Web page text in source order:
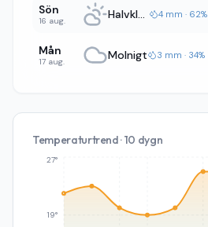
Sön
16 aug. Halvklart 4 mm · 62%
Mån
17 aug. Molnigt 3 mm · 34%
Temperaturtrend · 10 dygn
19°
27°